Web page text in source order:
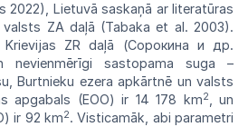
2022), Lietuvā saskaņā ar literatūras
ZA daļā (Tabakaet al.2003).
ZR daļā (Сорокина и др.
nevienmērīgi sastopama suga –
Burtnieku ezera apkārtnē un valsts
apgabals (EOO) ir 14 178 km2, un
ir 92 km2.Visticamāk, abi parametri